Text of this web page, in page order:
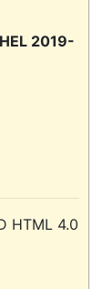
2019-
HTML 4.0